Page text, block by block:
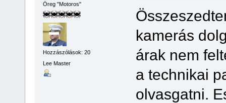
Öreg "Motoros"
Hozzászólások: 20
Lee Master
kamerás
árak nem
a technikai
olvasgatni.